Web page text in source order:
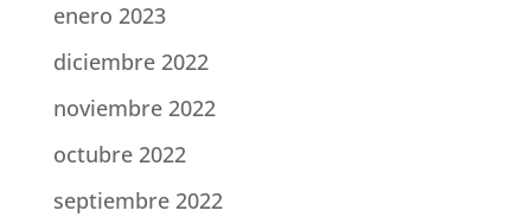
enero 2023
diciembre 2022
noviembre 2022
octubre 2022
septiembre 2022